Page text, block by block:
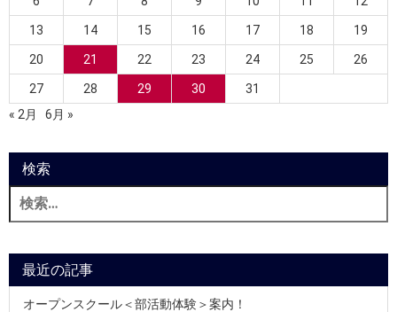
13 14 15 16 17 18 19
20 21 22 23 24 25 26
27 28 29 30
31
« 2月
6月 »
検索
最近の記事
オープンスクール＜部活動体験＞案内！